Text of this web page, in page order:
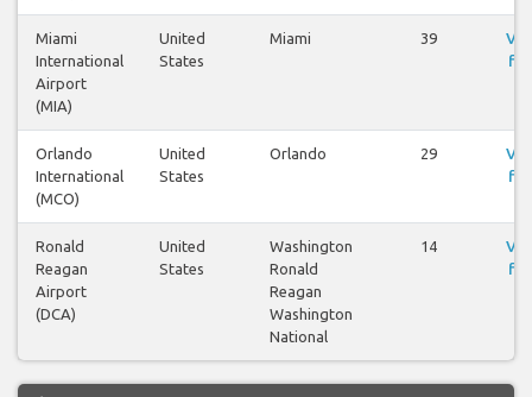
Miami
International
Airport
(MIA)
United
States
Miami 39
Orlando
International
(MCO)
United
States
Orlando 29
Ronald
Reagan
Airport
(DCA)
United
States
Washington
Ronald
Reagan
Washington
National
14